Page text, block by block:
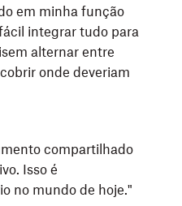
em minha função
integrar tudo para
alternar entre
onde deveriam
compartilhado
Isso é
no mundo de hoje."